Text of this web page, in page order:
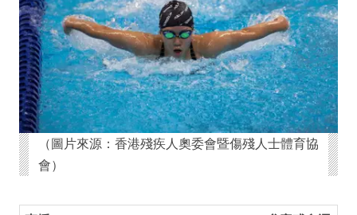
（圖片來源：香港殘疾人奧委會暨傷殘人士體育協
會）